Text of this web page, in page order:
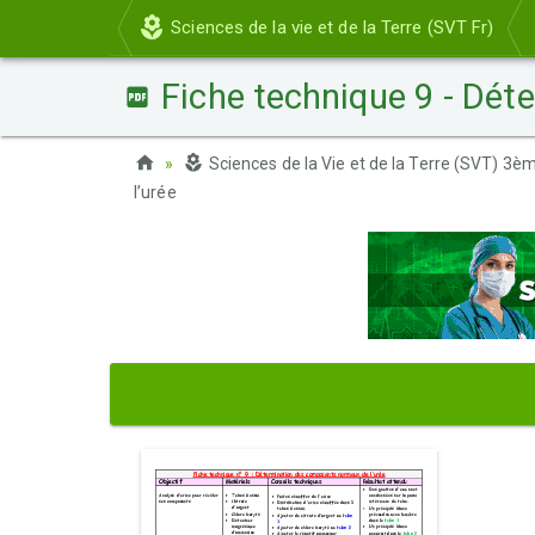
Sciences de la vie et de la Terre (SVT Fr)
Fiche technique 9 -
Sciences de la Vie et de la Terre (SVT)
l’urée